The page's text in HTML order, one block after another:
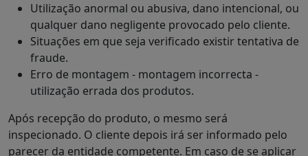
Utilização anormal ou abusiva, dano intencional, ou
qualquer dano negligente provocado pelo cliente.
Situações em que seja verificado existir tentativa de
fraude.
Erro de montagem - montagem incorrecta -
utilização errada dos produtos.
Após recepção do produto, o mesmo será
inspecionado. O cliente depois irá ser informado pelo
parecer da entidade competente. Em caso de se aplicar